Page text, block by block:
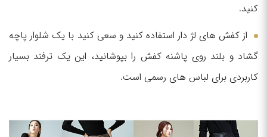
کنید.
از کفش های لژ دار استفاده کنید و سعی کنید با یک شلوار پاچه
گشاد و بلند روی پاشنه کفش را بپوشانید، این یک ترفند بسیار
کاربردی برای لباس های رسمی است.